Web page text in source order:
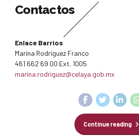
Contactos
Enlace Barrios
Marina Rodríguez Franco
461 662 69 00 Ext. 1005
marina.rodriguez@celaya.gob.mx
Continue reading